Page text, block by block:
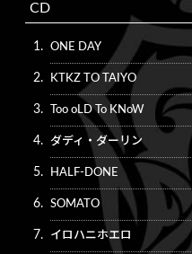
CD
1. ONE DAY
2. KTKZ TO TAIYO
3. Too oLD To KNoW
4. ダディ・ダーリン
5. HALF-DONE
6. SOMATO
7. イロハニホエロ